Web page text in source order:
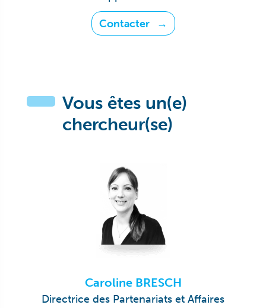
Contacter
Vous êtes un(e)
chercheur(se)
Caroline BRESCH
Directrice des Partenariats et Affaires